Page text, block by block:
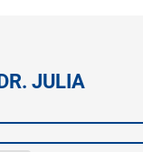
JULIA